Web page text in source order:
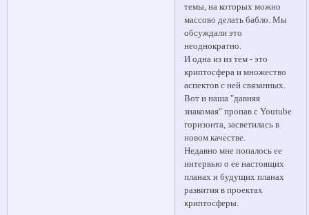
темы, на которых можно
массово делать бабло. Мы
обсуждали это
неоднократно.
И одна из из тем - это
криптосфера и множество
аспектов с ней связанных.
Вот и наша "давняя
знакомая" пропав с Youtube
горизонта, засветилась в
новом качестве.
Недавно мне попалось ее
интервью о ее настоящих
планах и будущих планах
развития в проектах
криптосферы.